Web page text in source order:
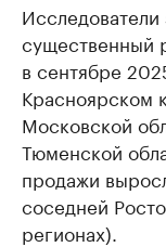
существенный
в сентябре
Красноярском
Московской
Тюменской
продажи
соседней
регионах).